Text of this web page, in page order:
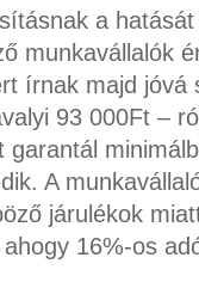
a
munkavállalók
írnak majd jóvá
93 000Ft –
garantál
A
járulékok
16%-os